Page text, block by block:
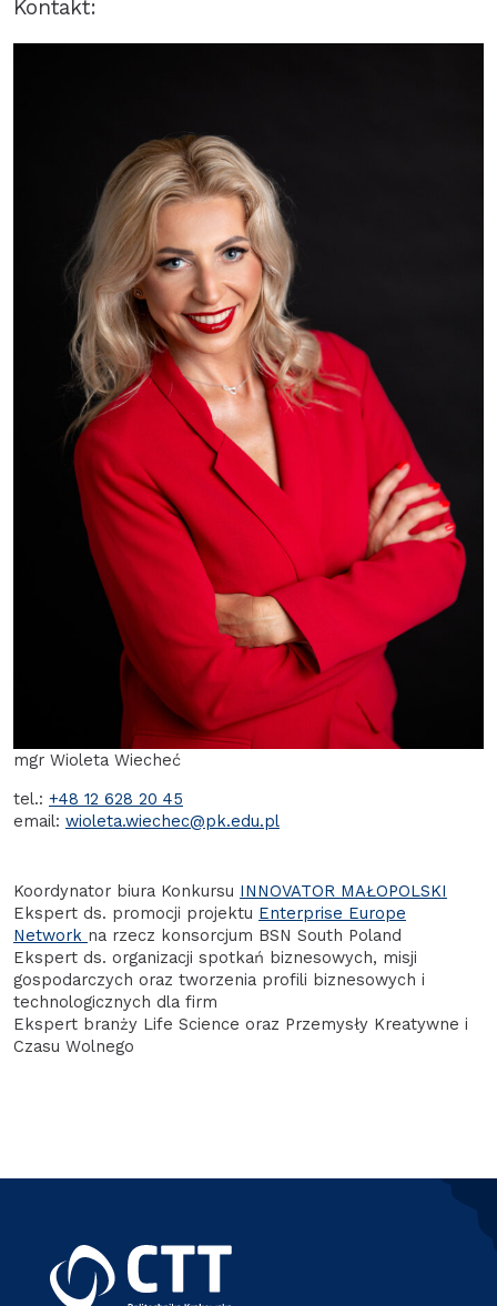
Kontakt:
mgr Wioleta Wiecheć
tel.: +48 12 628 20 45
email: wioleta.wiechec@pk.edu.pl
Koordynator biura Konkursu INNOVATOR MAŁOPOLSKI
Ekspert ds. promocji projektu Enterprise Europe
Network na rzecz konsorcjum BSN South Poland
Ekspert ds. organizacji spotkań biznesowych, misji
gospodarczych oraz tworzenia profili biznesowych i
technologicznych dla firm
Ekspert branży Life Science oraz Przemysły Kreatywne i
Czasu Wolnego